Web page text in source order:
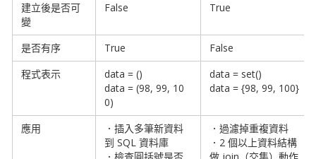
建立後是否可
變
False True
是否有序 True
False
程式表示
data = ()
data = (98, 99, 10
0)
data = set()
data = {98, 99, 100}
應用
．插入多筆新資料
到 SQL 資料庫
．過濾掉重複資料
．2 個以上資料結構